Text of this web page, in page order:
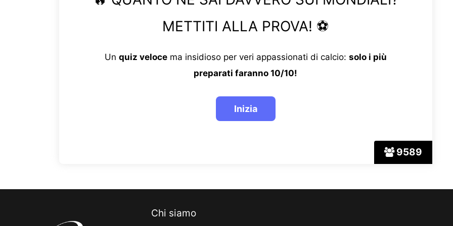
9589
METTITI ALLA PROVA! ⚽
Un quiz velocema insidioso per veri appassionati di calcio: solo i più
preparati faranno 10/10!
Chi siamo